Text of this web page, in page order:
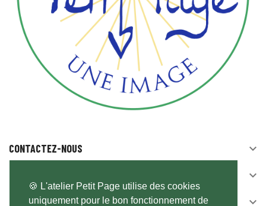
🍪 L'atelier Petit Page utilise des cookies
uniquement pour le bon fonctionnement de
CONTACTEZ-NOUS 

NEWSLETTER 